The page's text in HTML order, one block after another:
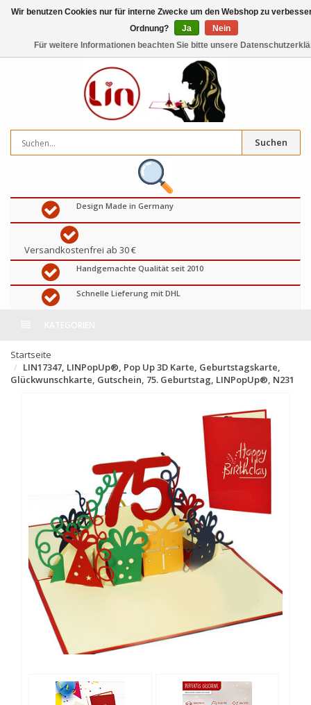
Suchen
Design Made in Germany
Versandkostenfrei ab 30 €
Handgemachte Qualität seit 2010
Schnelle Lieferung mit DHL
Startseite
LIN17347, LINPopUp®, Pop Up 3D Karte, Geburtstagskarte,
Glückwunschkarte, Gutschein, 75. Geburtstag, LINPopUp®, N231
Wir benutzen Cookies nur für interne Zwecke um den Webshop zu
Ordnung?
Ja
Nein
Für weitere Informationen beachten Sie bitte unsere